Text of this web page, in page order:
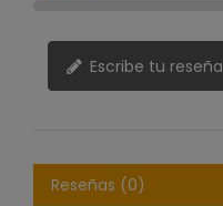
Escribe tu reseña
Reseñas (0)